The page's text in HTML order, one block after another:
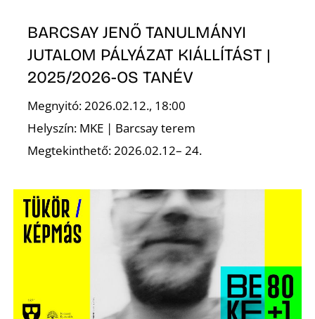
BARCSAY JENŐ TANULMÁNYI
JUTALOM PÁLYÁZAT KIÁLLÍTÁST |
2025/2026-OS TANÉV
Megnyitó: 2026.02.12., 18:00
Helyszín: MKE | Barcsay terem
Megtekinthető: 2026.02.12– 24.